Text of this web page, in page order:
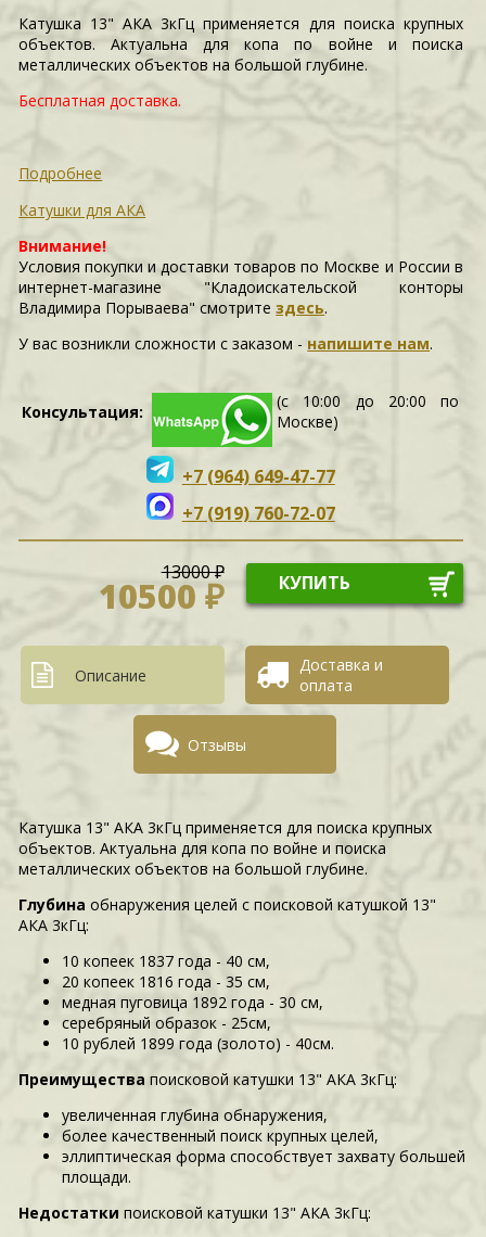
Катушка 13" АКА 3кГц применяется для поиска крупных
объектов. Актуальна для копа по войне и поиска
металлических объектов на большой глубине.
Бесплатная доставка.
Подробнее
Катушки для АКА
Внимание!
Условия покупки и доставки товаров по Москве и России в
интернет-магазине "Кладоискательской конторы
Владимира Порываева" смотритездесь.
У вас возникли сложности c заказом - напишите нам.
Консультация:
(с 10:00 до 20:00 по
Москве)
+7 (964) 649-47-77
+7 (919) 760-72-07
13000 ₽
10500 ₽ КУПИТЬ
Описание
Доставка и
оплата
Отзывы
Катушка 13" АКА 3кГц применяется для поиска крупных
объектов. Актуальна для копа по войне и поиска
металлических объектов на большой глубине.
Глубина обнаружения целей с поисковой катушкой 13"
АКА 3кГц:
10 копеек 1837 года - 40 см,
20 копеек 1816 года - 35 см,
медная пуговица 1892 года - 30 см,
серебряный образок - 25см,
10 рублей 1899 года (золото) - 40см.
Преимущества поисковой катушки 13" АКА 3кГц:
увеличенная глубина обнаружения,
более качественный поиск крупных целей,
эллиптическая форма способствует захвату большей
площади.
Недостатки поисковой катушки 13" АКА 3кГц: